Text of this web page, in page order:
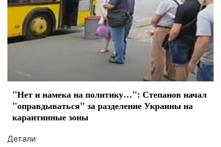
"Нет и намека на политику…": Степанов начал
"оправдываться" за разделение Украины на
карантинные зоны
Детали